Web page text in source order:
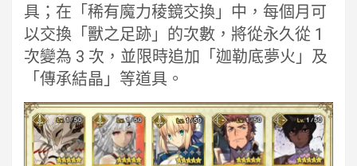
具；在「稀有魔力稜鏡交換」中，每個月可
以交換「獸之足跡」的次數，將從永久從 1
次變為 3 次，並限時追加「迦勒底夢火」及
「傳承結晶」等道具。